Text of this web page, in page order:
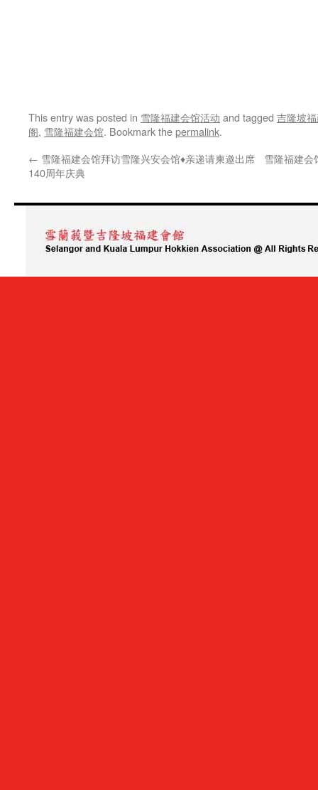
This entry was posted in 雪隆福建会馆活动 and tagged 吉隆坡
阁, 雪隆福建会馆. Bookmark thepermalink.
← 雪隆福建会馆拜访雪隆兴安会馆♦️亲递请柬邀出席
140周年庆典
雪隆福建会